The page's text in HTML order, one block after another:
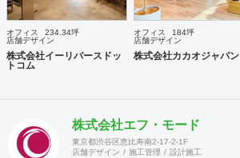
オフィス
234.34坪
店舗デザイン
株式会社イーリバースドッ
トコム
オフィス
184坪
店舗デザイン
株式会社カカオジャパン
株式会社エフ・モード
東京都渋谷区恵比寿南2-17-2-1F
店舗デザイン
施工管理 設計施工